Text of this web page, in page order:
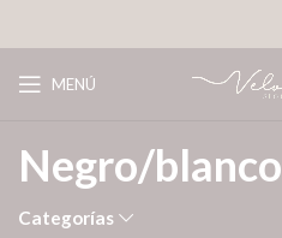
MENÚ
Negro/blanco
Categorías